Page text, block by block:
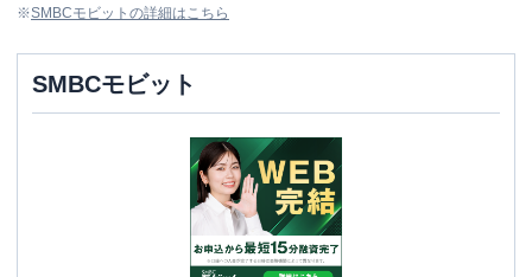
※SMBCモビット の詳細はこちら
SMBCモビット